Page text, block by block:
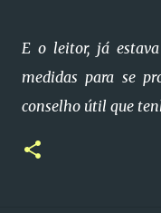
E o leitor, já
medidas para se
conselho útil que